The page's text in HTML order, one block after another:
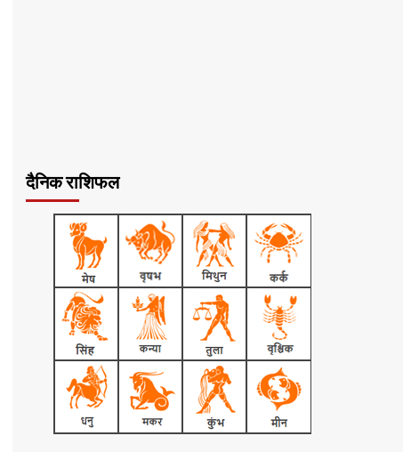
दैनिक राशिफल